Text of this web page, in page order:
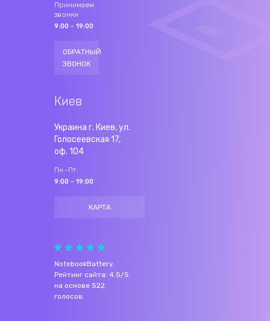
Принимаем
звонки
9:00 - 19:00
ОБРАТНЫЙ
ЗВОНОК
Киев
Украина г. Киев, ул.
Голосеевская 17,
оф. 104
Пн.-Пт.
9:00 - 19:00
КАРТА
NotebookBattery.
Рейтинг сайта: 4.5/5
на основе 522
голосов.